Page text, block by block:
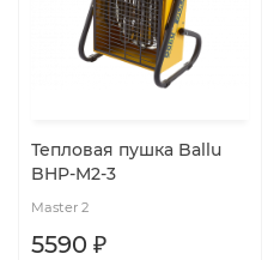
Тепловая пушка Ballu
BHP-M2-3
Master 2
5590 ₽